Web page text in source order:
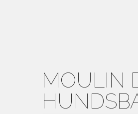
MOULIN